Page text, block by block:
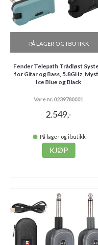
PÅ LAGER OG I BUTIKK
Fender Telepath Trådløst
for Gitar og Bass, 5.8GHz,
Ice Blue og Black
Vare nr. 0239780001
2.549,-
På lager og i butikk
KJØP